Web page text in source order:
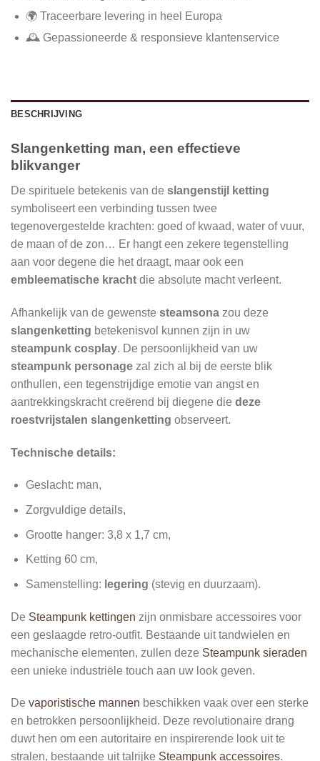
🌍 Traceerbare levering in heel Europa
🕰️ Gepassioneerde & responsieve klantenservice
BESCHRIJVING
Slangenketting man, een effectieve
blikvanger
De spirituele betekenis van de slangenstijl ketting
symboliseert een verbinding tussen twee
tegenovergestelde krachten: goed of kwaad, water of vuur,
de maan of de zon… Er hangt een zekere tegenstelling
aan voor degene die het draagt, maar ook een
embleematische kracht die absolute macht verleent.
Afhankelijk van de gewenste steamsona zou deze
slangenketting betekenisvol kunnen zijn in uw
steampunk cosplay. De persoonlijkheid van uw
steampunk personage zal zich al bij de eerste blik
onthullen, een tegenstrijdige emotie van angst en
aantrekkingskracht creërend bij diegene die deze
roestvrijstalen slangenketting observeert.
Technische details:
Geslacht: man,
Zorgvuldige details,
Grootte hanger: 3,8 x 1,7 cm,
Ketting 60 cm,
Samenstelling: legering (stevig en duurzaam).
De Steampunk kettingen zijn onmisbare accessoires voor
een geslaagde retro-outfit. Bestaande uit tandwielen en
mechanische elementen, zullen deze Steampunk sieraden
een unieke industriële touch aan uw look geven.
De vaporistische mannen beschikken vaak over een sterke
en betrokken persoonlijkheid. Deze revolutionaire drang
duwt hen om een autoritaire en inspirerende look uit te
stralen, bestaande uit talrijke Steampunk accessoires.